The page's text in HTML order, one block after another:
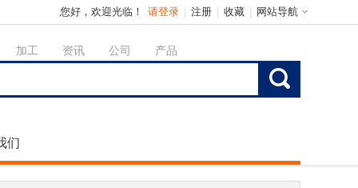
收藏 网站导航
您好，欢迎光临！ 请登录 注册
加工 资讯 公司 产品
们